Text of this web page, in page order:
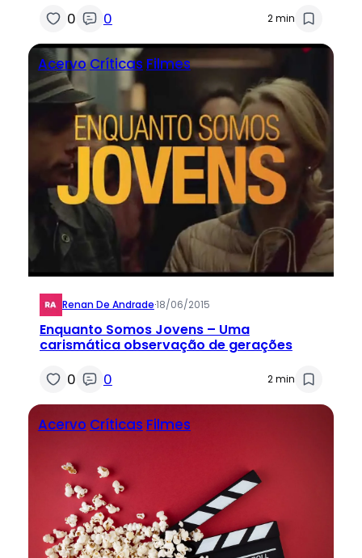
0 0 2 min
Acervo Críticas Filmes
Renan De Andrade·18/06/2015
Enquanto Somos Jovens – Uma
carismática observação de gerações
0 0 2 min
Acervo Críticas Filmes